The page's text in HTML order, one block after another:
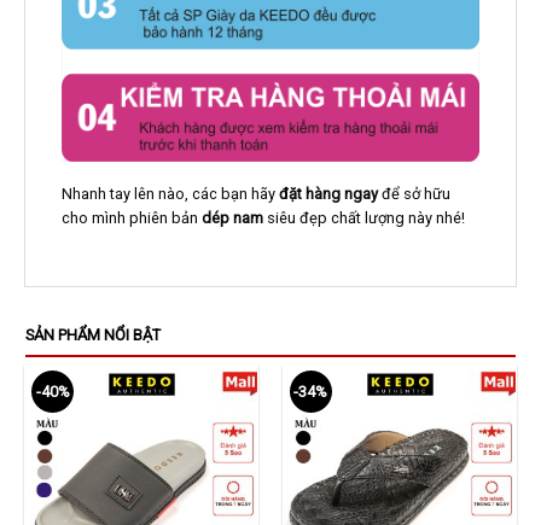
Nhanh tay lên nào, các bạn hãy đặt hàng ngayđể sở hữu
cho mình phiên bản dép nam siêu đẹp chất lượng này nhé!
SẢN PHẨM NỔI BẬT
-40% -34%